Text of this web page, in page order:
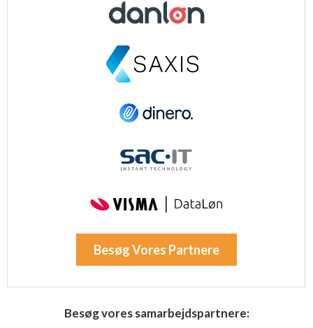
Besøg Vores Partnere
Besøg vores samarbejdspartnere: